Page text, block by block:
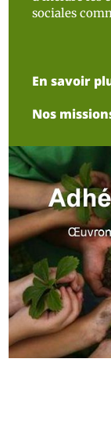
sociales
En savoir
Nos